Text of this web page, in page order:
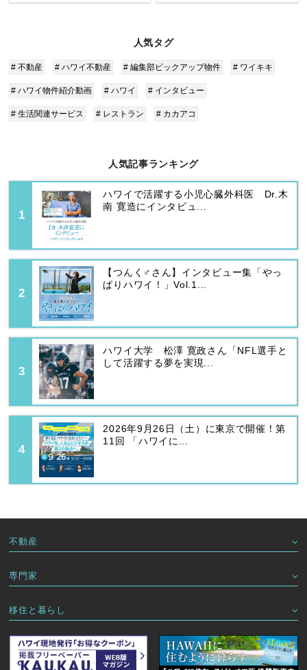
人気タグ
# 不動産 # ハワイ不動産 # 編集部ピックアップ物件 # ワイキキ
# ハワイ物件紹介動画 # ハワイ # インタビュー
# 生活関連サービス # レストラン # カカアコ
人気記事ランキング
ハワイで活躍する小児心臓外科医 Dr.木
南 寛造にインタビュ...
【つんく♂さん】インタビュー集「やっ
ぱりハワイ！」Vol.1...
ハワイ大学 松澤 寛政さん「NFL選手と
して活躍する夢を実現...
2026年9月26日（土）に東京で開催！第
11回 「ハワイに...
不動産
専門家
移住と暮らし